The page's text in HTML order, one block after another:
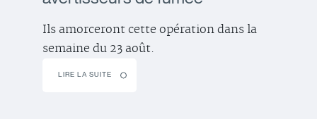
Ils amorceront cette opération dans la
semaine du 23 août.
LIRE LA SUITE